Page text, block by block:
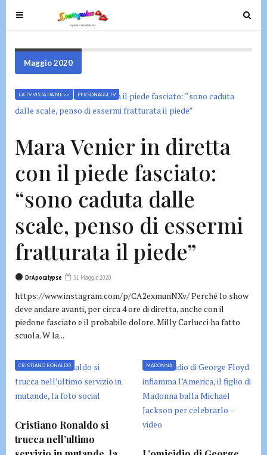
T
o
l
n
a
i
g
a
i
n
T
o
Maggio 2020
LA TV VISTA DA ME >> PERSONAGGI TV
Mara Venier in diretta
con il piede fasciato:
“sono caduta dalle
scale, penso di essermi
fratturata il piede”
DrApocalypse 31 Maggio 2020
https://www.instagram.com/p/CA2exmunNXv/ Perché lo show
deve andare avanti, per circa 4 ore di diretta, anche con il
piedone fasciato e il probabile dolore. Milly Carlucci ha fatto
scuola. W la...
CRISTIANO RONALDO
Cristiano Ronaldo si
trucca nell’ultimo
MADONNA